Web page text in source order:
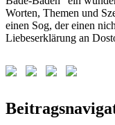
Worten, Themen und
einen Sog, der einen
Liebeserklärung an
Schlagwörter:
dostojewski,